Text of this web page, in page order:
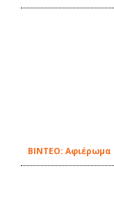
BINTEO: